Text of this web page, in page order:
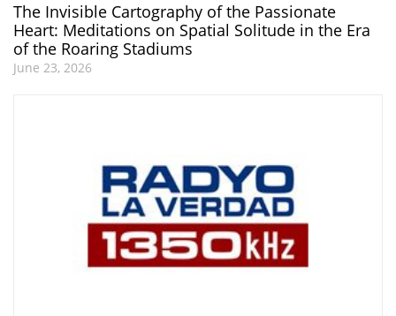
The Invisible Cartography of the Passionate
Heart: Meditations on Spatial Solitude in the Era
of the Roaring Stadiums
June 23, 2026